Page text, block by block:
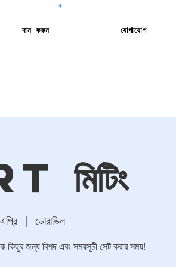
দান করুন যোগাযোগ
মিটিং
  |
ডোরাভিল
কিছুর জন্য বিশদ এবং সময়সূচী সেট করার সময়!